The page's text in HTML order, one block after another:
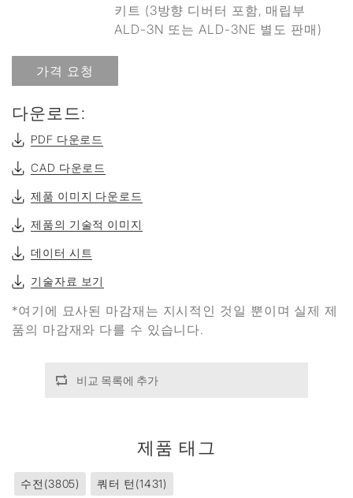
키트 (3방향 디버터 포함, 매립부
ALD-3N 또는 ALD-3NE 별도 판매)
가격 요청
다운로드:
PDF 다운로드
CAD 다운로드
제품 이미지 다운로드
제품의 기술적 이미지
데이터 시트
기술자료 보기
*여기에 묘사된 마감재는 지시적인 것일 뿐이며 실제 제
품의 마감재와 다를 수 있습니다.
비교 목록에 추가
제품 태그
수전 (3805) 쿼터 턴 (1431)